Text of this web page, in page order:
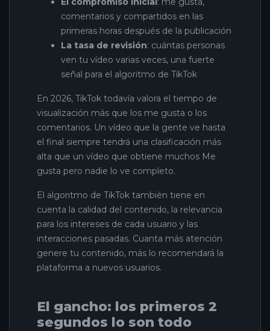
comentarios y compartidos en las
primeras horas después de la publicación
La tasa de revisión: cuántas personas
ven tu vídeo varias veces, una fuerte
señal para el algoritmo de TikTok
En 2026, TikTok todavía valora el tiempo de
visualización más que los me gusta o los
comentarios. Un vídeo que la gente ve hasta
el final siempre tendrá una clasificación más
alta que un vídeo que obtiene muchos Me
gusta pero nadie lo ve completo.
El algoritmo de TikTok también tiene en
cuenta la calidad del contenido, la relevancia
para los intereses de cada usuario y las
interacciones pasadas. Cuanta más atención
genere tu contenido, más lo recomendará la
plataforma a nuevos usuarios.
El gancho: los primeros 2
segundos lo son todo